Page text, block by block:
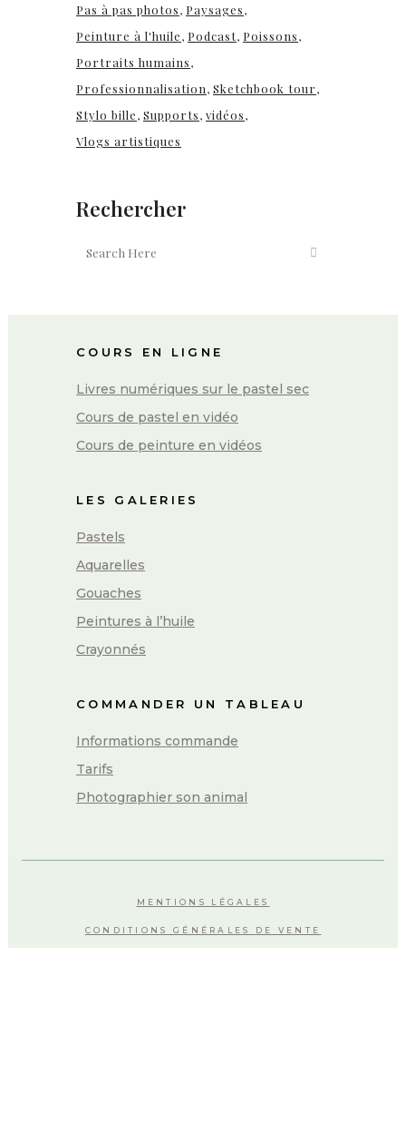
Pas à pas photos Paysages
Peinture à l'huile Podcast Poissons
Portraits humains
Professionnalisation Sketchbook tour
Stylo bille Supports vidéos
Vlogs artistiques
Rechercher
COURS EN LIGNE
Livres numériques sur le pastel sec
Cours de pastel en vidéo
Cours de peinture en vidéos
LES GALERIES
Pastels
Aquarelles
Gouaches
Peintures à l’huile
Crayonnés
COMMANDER UN TABLEAU
Informations commande
Tarifs
Photographier son animal
MENTIONS LÉGALES
CONDITIONS GÉNÉRALES DE VENTE